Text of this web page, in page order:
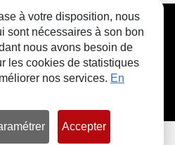
Contact Cookies
à votre disposition, nous
sont nécessaires à son bon
nous avons besoin de
les cookies de statistiques
nos services. En
Accepter